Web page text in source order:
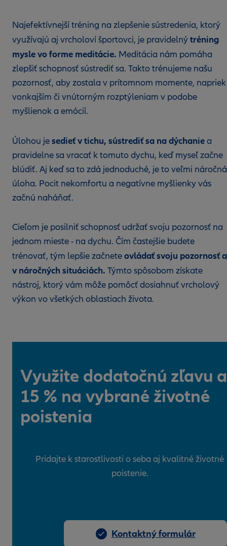
Najefektívnejší tréning na zlepšenie sústredenia, ktorý
využívajú aj vrcholoví športovci, je pravidelnýtréning
mysle vo forme meditácie. Meditácia nám pomáha
zlepšiť schopnosť sústrediť sa. Takto trénujeme našu
pozornosť, aby zostala v prítomnom momente, napriek
vonkajším či vnútorným rozptýleniam v podobe
myšlienok a emócií.
Úlohou jesedieť v tichu, sústrediť sa na dýchaniea
pravidelne sa vracať k tomuto dychu, keď myseľ začne
blúdiť. Aj keď sa to zdá jednoduché, je to veľmi náročná
úloha. Pocit nekomfortu a negatívne myšlienky vás
začnú naháňať.
Cieľom je posilniť schopnosť udržať svoju pozornosť na
jednom mieste - na dychu. Čím častejšie budete
trénovať, tým lepšie začneteovládať svoju pozornosť
v náročných situáciách. Týmto spôsobom získate
nástroj, ktorý vám môže pomôcť dosiahnuť vrcholový
výkon vo všetkých oblastiach života.
Využite dodatočnú zľavu
15 % na vybrané životné
poistenia
Pridajte k starostlivosti o seba aj kvalitné životné
poistenie.
Kontaktný formulár